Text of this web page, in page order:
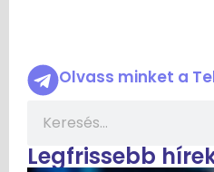
Olvass minket a
Legfrissebb